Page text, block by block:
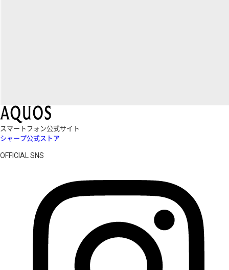
スマートフォン公式サイト
シャープ公式ストア
OFFICIAL SNS